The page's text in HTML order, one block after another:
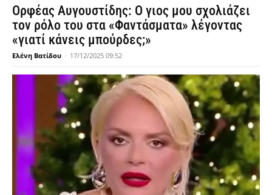
Ορφέας Αυγουστίδης: Ο γιος μου σχολιάζει
τον ρόλο του στα «Φαντάσματα» λέγοντας
«γιατί κάνεις μπούρδες;»
Ελένη Βατίδου - 17/12/2025 09:52